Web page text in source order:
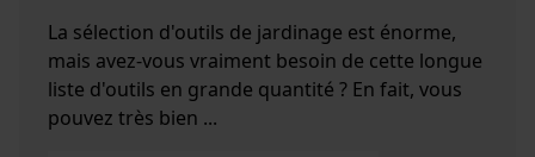
La sélection d'outils de jardinage est énorme,
mais avez-vous vraiment besoin de cette longue
liste d'outils en grande quantité ? En fait, vous
pouvez très bien ...